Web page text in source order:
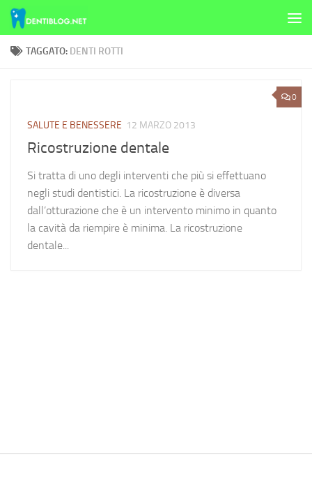
Skip to content
TAGGATO: DENTI ROTTI
0
SALUTE E BENESSERE 12 MARZO 2013
Ricostruzione dentale
Si tratta di uno degli interventi che più si effettuano
negli studi dentistici. La ricostruzione è diversa
dall’otturazione che è un intervento minimo in quanto
la cavità da riempire è minima. La ricostruzione
dentale...